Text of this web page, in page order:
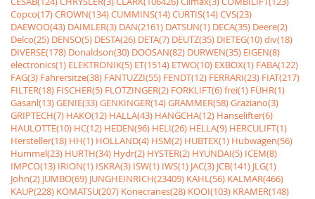
Copco(17)CROWN(134)CUMMINS(14)CURTIS(14)CVS(23)
DAEWOO(43) DAIMLER(3) DAN(2161) DATSUN(1) DECA(35) Deere(2)
Delco(25) DENSO(5) DESTA(26) DETA(7) DEUTZ(35) DIETEG(10)div(18)
DIVERSE(178) Donaldson(30) DOOSAN(82) DURWEN(35) EIGEN(8)
electronics(1) ELEKTRONIK(5) ET(1514) ETWO(10) EXBOX(1) FABA(122)
FAG(3) Fahrersitze(38) FANTUZZI(55) FENDT(12) FERRARI(23) FIAT(217)
FILTER(18) FISCHER(5) FLÖTZINGER(2) FORKLIFT(6)frei(1) FÜHR(1)
Gasanl(13)GENIE(33)GENKINGER(14)GRAMMER(58)Graziano(3)
GRIPTECH(7) HAKO(12) HALLA(43) HANGCHA(12) Hanselifter(6)
HAULOTTE(10) HC(12) HEDEN(96) HELI(26) HELLA(9) HERCULIFT(1)
Hersteller(18) HH(1) HOLLAND(4) HSM(2) HUBTEX(1) Hubwagen(56)
Hummel(23) HURTH(34) Hydr(2) HYSTER(2) HYUNDAI(5) ICEM(8)
IMPCO(13) IRION(1) ISKRA(3) ISW(1) IWS(1) JAC(3) JCB(141) JLG(1)
John(2) JUMBO(69) JUNGHEINRICH(23409) KAHL(56) KALMAR(466)
KAUP(228) KOMATSU(207) Konecranes(28) KOOI(103) KRAMER(148)